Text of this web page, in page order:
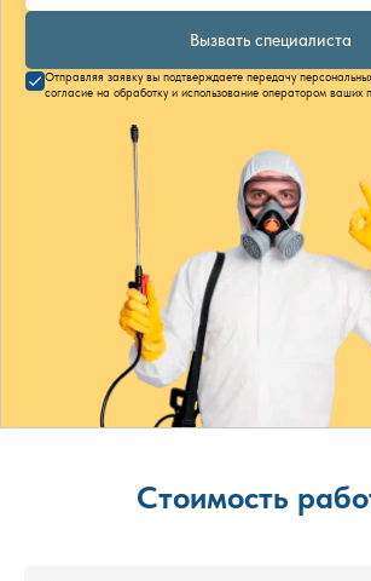
Вызвать специалиста
Отправляя заявку вы подтверждаете передачу
согласие на обработку и использование оператором ваших
Стоимость